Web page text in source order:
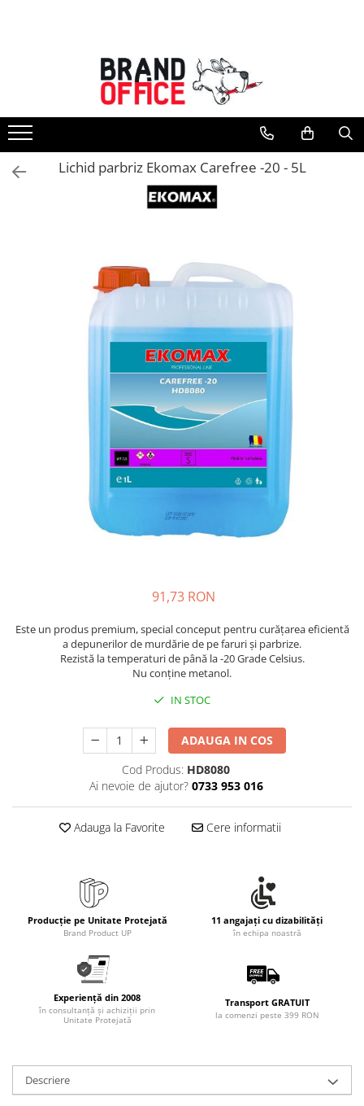
Unitate Protejata - PRODUCTIE
Hartie copiator si produse
tipografice
Produse consumabile din hartie
Detergenti si dezinfectanti
Agende personalizabile
Organizatoare business
Birotica si papetarie
Hartie si articole din hartie
Bibliorafturi, caiete mecanice,
Capsatoare, capse si perforatoare
Caiete si blocnotesuri
Dosare, folii protectie si mape
Accesorii diverse pentru birou
Etichetare si ambalare
Arhivare si depozitare
Pixuri cu gel
Seturi de scris Premium
Carioci si creioane colorate
Ascutitori, radiere, agrafe
Foarfece pentru birou
Curatenie si igiena
Produse Antibacteriene
Articole pentru baie
Articole pentru bucatarie
dispensere
Lichid parbriz Ekomax Carefree -20 - 5L
91,73 RON
Este un produs premium, special conceput pentru curățarea eficientă
a depunerilor de murdărie de pe faruri și parbrize.
Rezistă la temperaturi de până la -20 Grade Celsius.
Nu conține metanol.
IN STOC
ADAUGA IN COS
Cod Produs: HD8080
Ai nevoie de ajutor? 0733 953 016
Adauga la Favorite Cere informatii
Producție pe Unitate Protejată
Brand Product UP
11 angajați cu dizabilități
în echipa noastră
Experiență din 2008
în consultanță și achiziții prin
Unitate Protejată
Transport GRATUIT
la comenzi peste 399 RON
Descriere